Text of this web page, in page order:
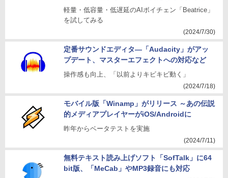
軽量・低容量・低遅延のAIボイチェン「Beatrice」
を試してみる
(2024/7/30)
定番サウンドエディタ―「Audacity」がアッ
プデート、マスターエフェクトへの対応など
操作感も向上、「以前よりキビキビ動く」
(2024/7/18)
モバイル版「Winamp」がリリース ～あの伝説
的メディアプレイヤーがiOS/Androidに
昨年からベータテストを実施
(2024/7/11)
無料テキスト読み上げソフト「SofTalk」に64
bit版、「MeCab」やMP3録音にも対応